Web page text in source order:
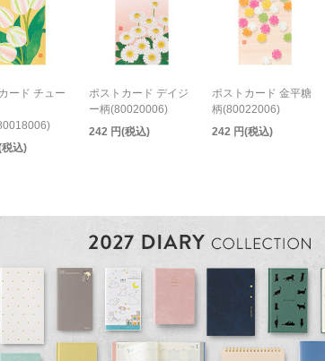
ード チュー
込)
ポストカード デイジ
ー柄(80020006)
242 円(税込)
ポストカード 金平糖
柄(80022006)
242 円(税込)